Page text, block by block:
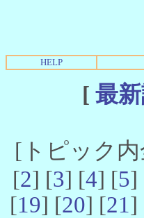
HELP
[ 最
[トピック内
[2] [3] [4] [5]
[19] [20] [21]